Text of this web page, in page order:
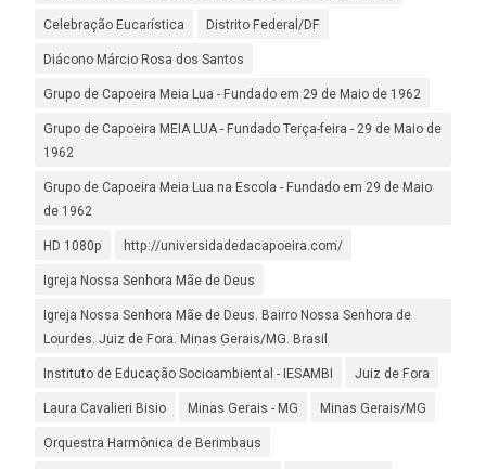
Celebração Eucarística Distrito Federal/DF
Diácono Márcio Rosa dos Santos
Grupo de Capoeira Meia Lua - Fundado em 29 de Maio de 1962
Grupo de Capoeira MEIA LUA - Fundado Terça-feira - 29 de Maio de
1962
Grupo de Capoeira Meia Lua na Escola - Fundado em 29 de Maio
de 1962
HD 1080p http://universidadedacapoeira.com/
Igreja Nossa Senhora Mãe de Deus
Igreja Nossa Senhora Mãe de Deus. Bairro Nossa Senhora de
Lourdes. Juiz de Fora. Minas Gerais/MG. Brasil
Instituto de Educação Socioambiental - IESAMBI Juiz de Fora
Laura Cavalieri Bisio Minas Gerais - MG Minas Gerais/MG
Orquestra Harmônica de Berimbaus